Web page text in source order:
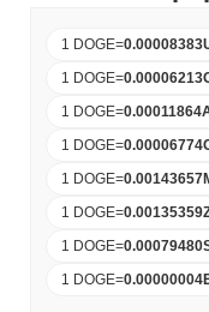
1 DOGE=0.00008383
1 DOGE=0.00006213
1 DOGE=0.00011864
1 DOGE=0.00006774
1 DOGE=0.00143657
1 DOGE=0.00135359
1 DOGE=0.00079480
1 DOGE=0.00000004